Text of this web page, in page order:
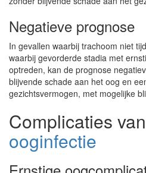
Negatieve prognose
In gevallen waarbij trachoom niet
waarbij gevorderde stadia met
optreden, kan de prognose
blijvende schade aan het oog en
gezichtsvermogen, met mogelijke
Complicaties
ooginfectie